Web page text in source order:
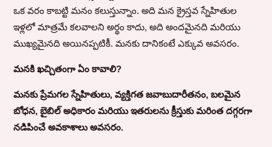
ఒక వరం కాబట్టి మనం కలుస్తున్నాం. అది మన క్రైస్తవ స్నేహితుల
ఇళ్లలో మాత్రమే కలవాలని అర్థం కాదు, అది అందమైనది మరియు
ముఖ్యమైనది అయినప్పటికీ. మనకు దానికంటే ఎక్కువ అవసరం.
మనకి ఖచ్చితంగా ఏం కావాలి?
మనకు ప్రేమగల స్నేహితులు, వ్యక్తిగత జవాబుదారీతనం, బలమైన
బోధన, బైబిల్ అధికారం మరియు ఇతరులను క్రీస్తుకు మరింత దగ్గరగా
నడిపించే అవకాశాలు అవసరం.